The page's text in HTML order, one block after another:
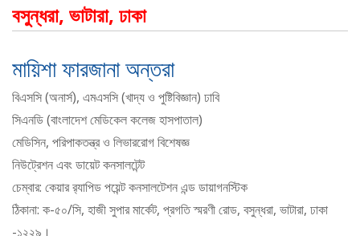
বসুন্ধরা, ভাটারা, ঢাকা
মায়িশা ফারজানা অন্তরা
বিএসসি (অনার্স), এমএসসি (খাদ্য ও পুষ্টিবিজ্ঞান) ঢাবি
সিএনডি (বাংলাদেশ মেডিকেল কলেজ হাসপাতাল)
মেডিসিন, পরিপাকতন্ত্র ও লিভাররোগ বিশেষজ্ঞ
নিউট্রেশন এবং ডায়েট কনসালটেন্ট
চেম্বার: কেয়ার র‍্যাপিড পয়েন্ট কনসালটেশন এন্ড ডায়াগনস্টিক
ঠিকানা: ক-৫০/সি, হাজী সুপার মার্কেট, প্রগতি স্মরণী রোড, বসুন্ধরা, ভাটারা, ঢাকা
-১২২৯।